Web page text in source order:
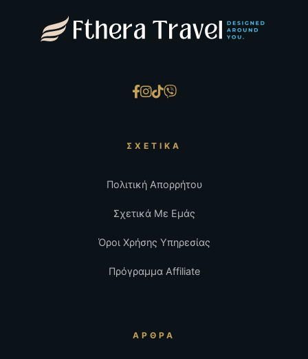
ΣΧΕΤΙΚΆ
Πολιτική Απορρήτου
Σχετικά Με Εμάς
Όροι Χρήσης Υπηρεσίας
Πρόγραμμα Affiliate
ΆΡΘΡΑ